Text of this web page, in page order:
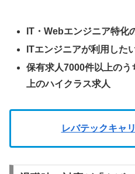
IT・Webエンジニア特化
ITエンジニアが利用した
保有求人7000件以上の
上のハイクラス求人
レバテックキャ